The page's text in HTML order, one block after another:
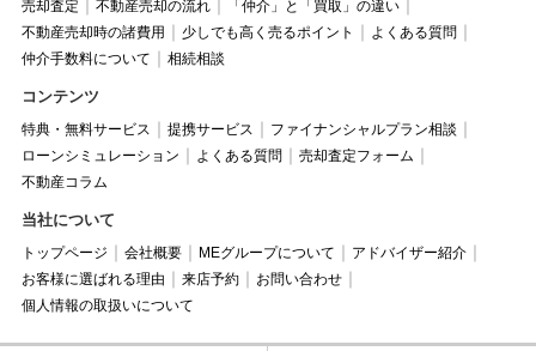
売却査定 不動産売却の流れ
「仲介」と「買取」の違い
不動産売却時の諸費用
少しでも高く売るポイント
よくある質問
仲介手数料について
相続相談
コンテンツ
特典・無料サービス 提携サービス
ファイナンシャルプラン相談
ローンシミュレーション
よくある質問
売却査定フォーム
不動産コラム
当社について
トップページ 会社概要 MEグループについて
アドバイザー紹介
お客様に選ばれる理由
来店予約
お問い合わせ
個人情報の取扱いについて